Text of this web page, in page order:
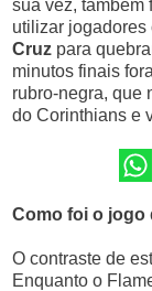
sua vez, também
utilizar jogadores
Cruz para
minutos finais
rubro-negra, que
do Corinthians e
Como foi o jogo
O contraste de
Enquanto o